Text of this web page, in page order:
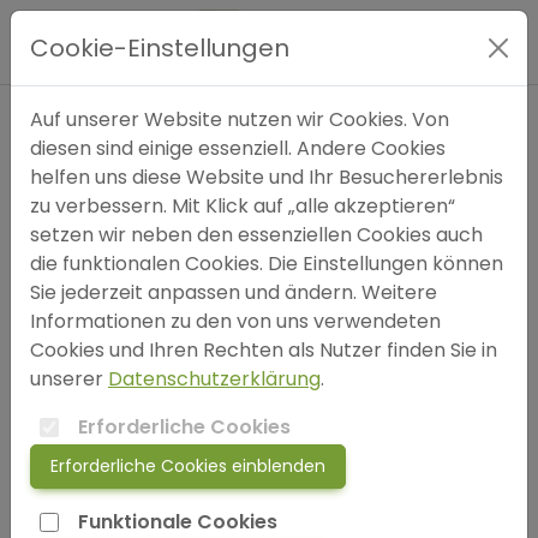
Hauptmenü
Expertensuche
Blog
FAQ
SOS
login
Häufig gestellte Fragen –
therapeut24.de
Wie hilft mir therapeut24, bei Google
Cookie-Einstellungen
Auf unserer Website nutzen wir Cookies. Von
diesen sind einige essenziell. Andere Cookies
helfen uns diese Website und Ihr Besuchererlebnis
zu verbessern. Mit Klick auf „alle akzeptieren“
setzen wir neben den essenziellen Cookies auch
die funktionalen Cookies. Die Einstellungen können
Sie jederzeit anpassen und ändern. Weitere
Informationen zu den von uns verwendeten
Cookies und Ihren Rechten als Nutzer finden Sie in
unserer Datenschutzerklärung.
Erforderliche Cookies
Erforderliche Cookies einblenden
Funktionale Cookies